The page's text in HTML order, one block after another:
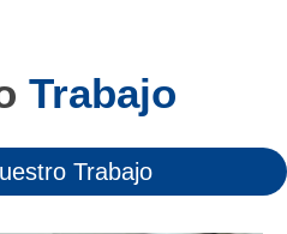
Trabajo
Trabajo